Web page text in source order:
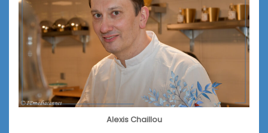
Alexis Chaillou